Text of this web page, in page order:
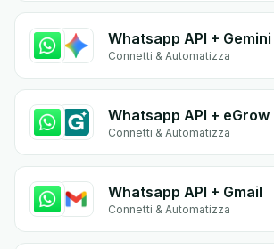
Whatsapp API + Gemini
Connetti & Automatizza
Whatsapp API + eGrow
Connetti & Automatizza
Whatsapp API + Gmail
Connetti & Automatizza